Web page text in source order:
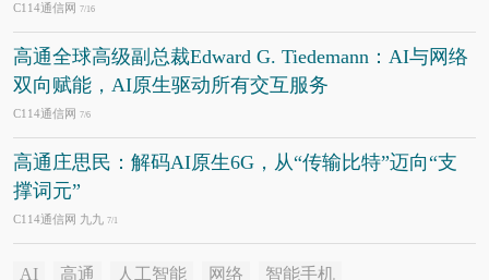
C114通信网 7/16
高通全球高级副总裁Edward G. Tiedemann：AI与网络
双向赋能，AI原生驱动所有交互服务
C114通信网 7/6
高通庄思民：解码AI原生6G，从“传输比特”迈向“支
撑词元”
C114通信网 九九 7/1
AI 高通 人工智能 网络 智能手机